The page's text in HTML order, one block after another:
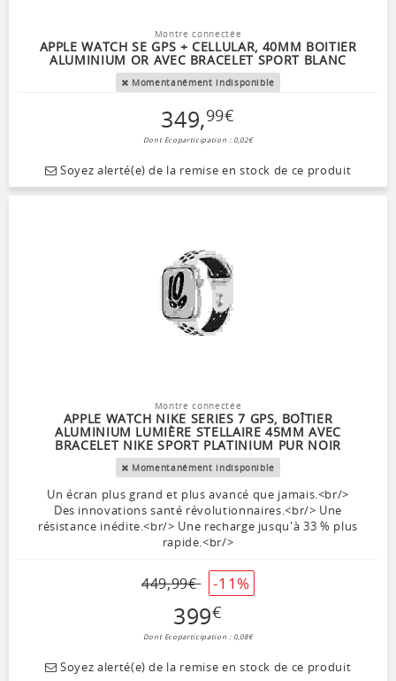
Montre connectée
APPLE WATCH SE GPS + CELLULAR, 40MM BOITIER
ALUMINIUM OR AVEC BRACELET SPORT BLANC
Momentanément indisponible
349,99€
Dont Ecoparticipation : 0,02€
Soyez alerté(e) de la remise en stock de ce produit
Montre connectée
APPLE WATCH NIKE SERIES 7 GPS, BOÎTIER
ALUMINIUM LUMIÈRE STELLAIRE 45MM AVEC
BRACELET NIKE SPORT PLATINIUM PUR NOIR
Momentanément indisponible
Un écran plus grand et plus avancé que jamais.<br/>
Des innovations santé révolutionnaires.<br/> Une
résistance inédite.<br/> Une recharge jusqu'à 33 % plus
rapide.<br/>
449,99€ -11%
399€
Dont Ecoparticipation : 0,08€
Soyez alerté(e) de la remise en stock de ce produit